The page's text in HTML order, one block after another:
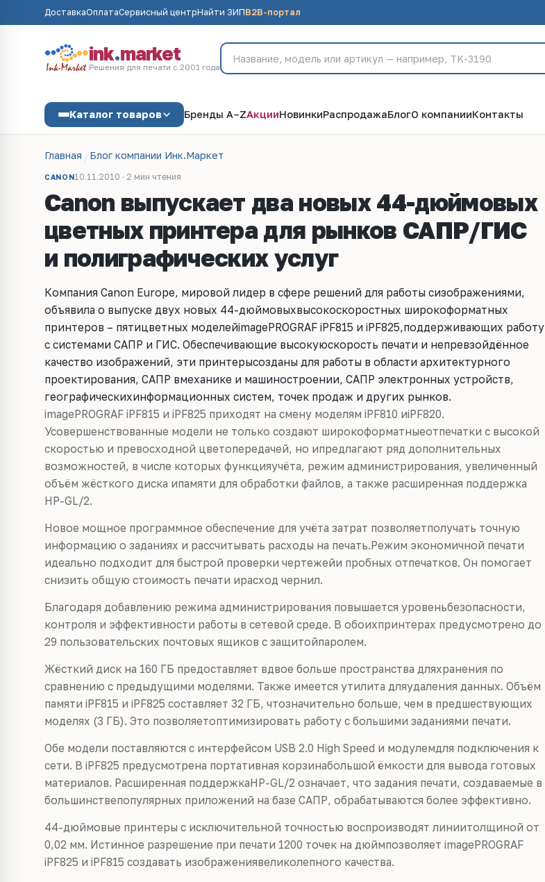
ДоставкаОплатаСервисный центрНайти ЗИПB2B-портал
ink.market
Решения для печати с 2001 года
Каталог товаров Бренды A–ZАкцииНовинкиРаспродажаБлогО компанииКонтакты
Главная Блог компании Инк.Маркет
CANON10.11.2010 · 2 мин чтения
Canon выпускает два новых 44-дюймовых
цветных принтера для рынков САПР/ГИС
и полиграфических услуг
Компания Canon Europe, мировой лидер в сфере решений для работы сизображениями,
объявила о выпуске двух новых 44-дюймовыхвысокоскоростных широкоформатных
принтеров – пятицветных моделейimagePROGRAF iPF815 и iPF825,поддерживающих работу
с системами САПР и ГИС. Обеспечивающие высокуюскорость печати и непревзойдённое
качество изображений, эти принтерысозданы для работы в области архитектурного
проектирования, САПР вмеханике и машиностроении, САПР электронных устройств,
географическихинформационных систем, точек продаж и других рынков.
imagePROGRAF iPF815 и iPF825 приходят на смену моделям iPF810 иiPF820.
Усовершенствованные модели не только создают широкоформатныеотпечатки с высокой
скоростью и превосходной цветопередачей, но ипредлагают ряд дополнительных
возможностей, в числе которых функцияучёта, режим администрирования, увеличенный
объём жёсткого диска ипамяти для обработки файлов, а также расширенная поддержка
HP-GL/2.
Новое мощное программное обеспечение для учёта затрат позволяетполучать точную
информацию о заданиях и рассчитывать расходы на печать.Режим экономичной печати
идеально подходит для быстрой проверки чертежейи пробных отпечатков. Он помогает
снизить общую стоимость печати ирасход чернил.
Благодаря добавлению режима администрирования повышается уровеньбезопасности,
контроля и эффективности работы в сетевой среде. В обоихпринтерах предусмотрено до
29 пользовательских почтовых ящиков с защитойпаролем.
Жёсткий диск на 160 ГБ предоставляет вдвое больше пространства дляхранения по
сравнению с предыдущими моделями. Также имеется утилита дляудаления данных. Объём
памяти iPF815 и iPF825 составляет 32 ГБ, чтозначительно больше, чем в предшествующих
моделях (3 ГБ). Это позволяетоптимизировать работу с большими заданиями печати.
Обе модели поставляются с интерфейсом USB 2.0 High Speed и модулемдля подключения к
сети. В iPF825 предусмотрена портативная корзинабольшой ёмкости для вывода готовых
материалов. Расширенная поддержкаHP-GL/2 означает, что задания печати, создаваемые в
большинствепопулярных приложений на базе САПР, обрабатываются более эффективно.
44-дюймовые принтеры с исключительной точностью воспроизводят линиитолщиной от
0,02 мм. Истинное разрешение при печати 1200 точек на дюймпозволяет imagePROGRAF
iPF825 и iPF815 создавать изображениявеликолепного качества.